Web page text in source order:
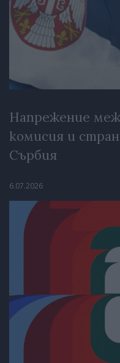
Напрежение
комисия и
Сърбия
6.07.2026